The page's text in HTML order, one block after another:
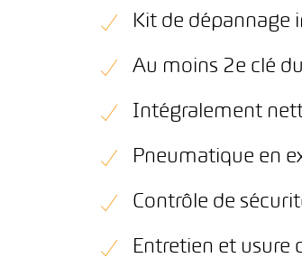
Kit de dépannage
Au moins 2e clé
Intégralement
Pneumatique en
Contrôle de
Entretien et usure